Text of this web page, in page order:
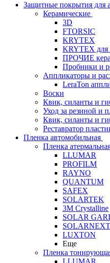
Защитные покрытия для
Керамические
3D
FTORSIC
KRYTEX
KRYTEX для
ПРОЧИЕ
Пробники и
Аппликаторы и
LeraTon
Воски
Квик, силанты и
Уход за резиной и
Квик, силанты и
Реставратор
Пленка автомобильная
Пленка
LLUMAR
PROFILM
RAYNO
QUANTUM
SAFEX
SOLARTEK
3M Crystalline
SOLAR
SOLARNEXT
LUXTON
Еще
Пленка
LLUMAR